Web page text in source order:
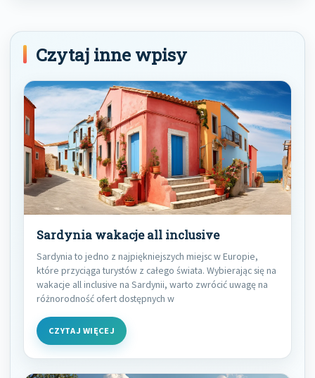
Czytaj inne wpisy
Sardynia wakacje all inclusive
Sardynia to jedno z najpiękniejszych miejsc w Europie,
które przyciąga turystów z całego świata. Wybierając się na
wakacje all inclusive na Sardynii, warto zwrócić uwagę na
różnorodność ofert dostępnych w
CZYTAJ WIĘCEJ